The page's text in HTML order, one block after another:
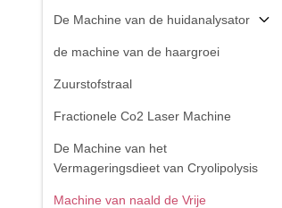
De Machine van de huidanalysator
de machine van de haargroei
Zuurstofstraal
Fractionele Co2 Laser Machine
De Machine van het
Vermageringsdieet van Cryolipolysis
Machine van naald de Vrije